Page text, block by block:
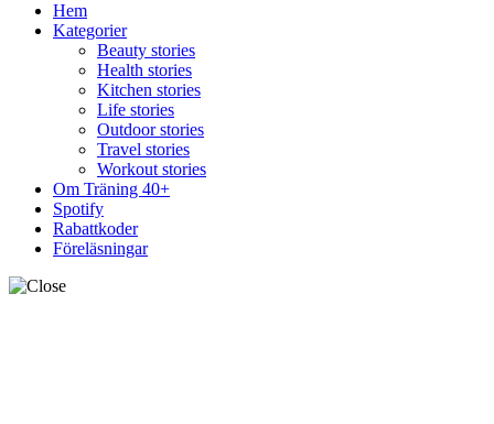
Hem
Kategorier
Beauty stories
Health stories
Kitchen stories
Life stories
Outdoor stories
Travel stories
Workout stories
Om Träning 40+
Spotify
Rabattkoder
Föreläsningar